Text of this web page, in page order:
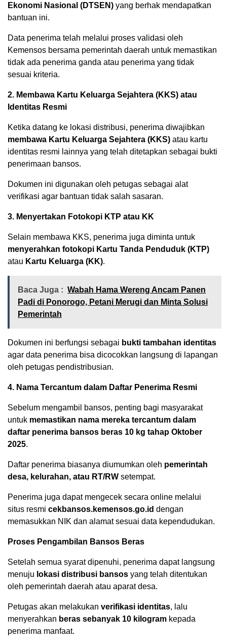
Ekonomi Nasional (DTSEN) yang berhak mendapatkan
bantuan ini.
Data penerima telah melalui proses validasi oleh
Kemensos bersama pemerintah daerah untuk memastikan
tidak ada penerima ganda atau penerima yang tidak
sesuai kriteria.
2. Membawa Kartu Keluarga Sejahtera (KKS) atau
Identitas Resmi
Ketika datang ke lokasi distribusi, penerima diwajibkan
membawa Kartu Keluarga Sejahtera (KKS) atau kartu
identitas resmi lainnya yang telah ditetapkan sebagai bukti
penerimaan bansos.
Dokumen ini digunakan oleh petugas sebagai alat
verifikasi agar bantuan tidak salah sasaran.
3. Menyertakan Fotokopi KTP atau KK
Selain membawa KKS, penerima juga diminta untuk
menyerahkan fotokopi Kartu Tanda Penduduk (KTP)
atau Kartu Keluarga (KK).
Baca Juga : Wabah Hama Wereng Ancam Panen
Padi di Ponorogo, Petani Merugi dan Minta Solusi
Pemerintah
Dokumen ini berfungsi sebagai bukti tambahan identitas
agar data penerima bisa dicocokkan langsung di lapangan
oleh petugas pendistribusian.
4. Nama Tercantum dalam Daftar Penerima Resmi
Sebelum mengambil bansos, penting bagi masyarakat
untuk memastikan nama mereka tercantum dalam
daftar penerima bansos beras 10 kg tahap Oktober
2025.
Daftar penerima biasanya diumumkan oleh pemerintah
desa, kelurahan, atau RT/RW setempat.
Penerima juga dapat mengecek secara online melalui
situs resmi cekbansos.kemensos.go.id dengan
memasukkan NIK dan alamat sesuai data kependudukan.
Proses Pengambilan Bansos Beras
Setelah semua syarat dipenuhi, penerima dapat langsung
menuju lokasi distribusi bansos yang telah ditentukan
oleh pemerintah daerah atau aparat desa.
Petugas akan melakukan verifikasi identitas, lalu
menyerahkan beras sebanyak 10 kilogram kepada
penerima manfaat.